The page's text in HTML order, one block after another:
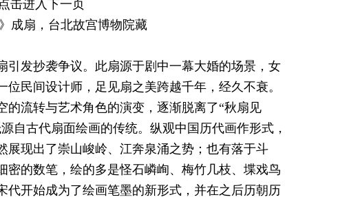
成扇，台北故宫博物院藏
引发抄袭争议。此扇源于剧中一幕大婚的场景，女
民间设计师，足见扇之美跨越千年，经久不衰。
流转与艺术角色的演变，逐渐脱离了“秋扇见
自古代扇面绘画的传统。纵观中国历代画作形式，
现出了崇山峻岭、江奔泉涌之势；也有落于斗
的数笔，绘的多是怪石嶙峋、梅竹几枝、堞戏鸟
开始成为了绘画笔墨的新形式，并在之后历朝历